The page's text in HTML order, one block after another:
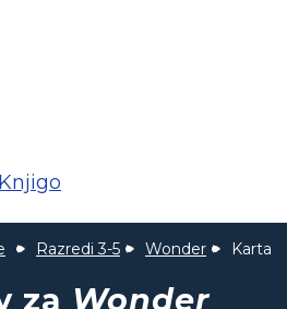
Razredi 3-5 Wonder Karta
za Wonder